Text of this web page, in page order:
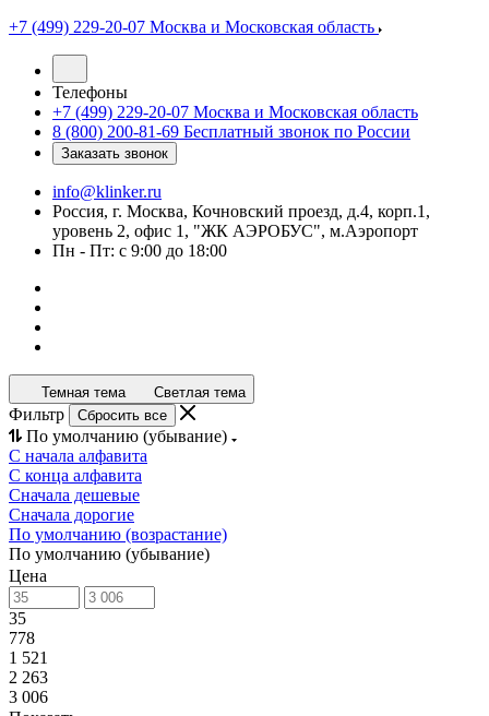
+7 (499) 229-20-07 Москва и Московская область
Телефоны
+7 (499) 229-20-07 Москва и Московская область
8 (800) 200-81-69 Бесплатный звонок по России
Заказать звонок
info@klinker.ru
Россия, г. Москва, Кочновский проезд, д.4, корп.1,
уровень 2, офис 1, "ЖК АЭРОБУС", м.Аэропорт
Пн - Пт: с 9:00 до 18:00
Темная тема Светлая тема
Фильтр Сбросить все
По умолчанию (убывание)
С начала алфавита
С конца алфавита
Сначала дешевые
Сначала дорогие
По умолчанию (возрастание)
По умолчанию (убывание)
Цена
35
778
1 521
2 263
3 006